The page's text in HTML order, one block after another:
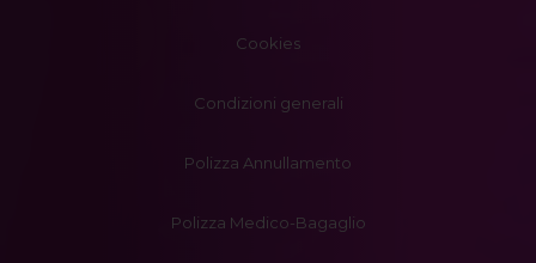
Cookies
Condizioni generali
Polizza Annullamento
Polizza Medico-Bagaglio